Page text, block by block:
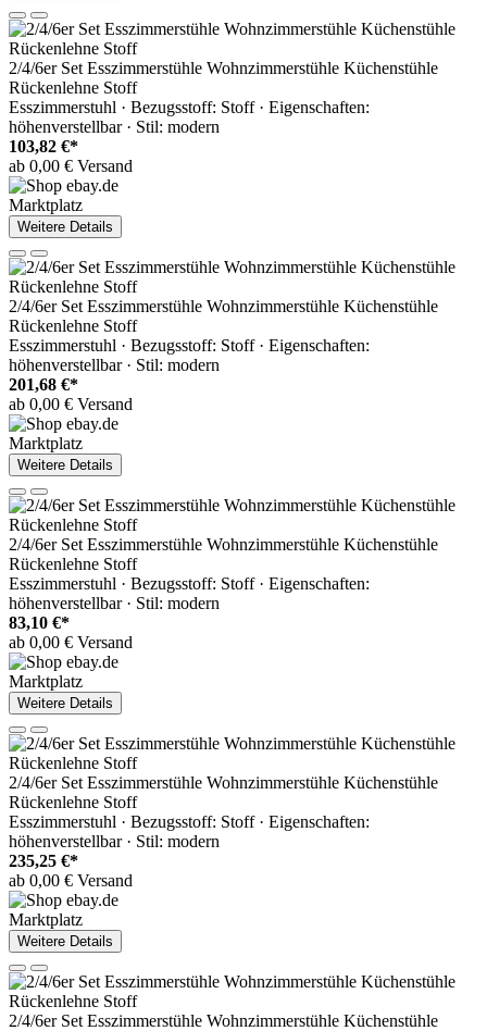
2/4/6er Set Esszimmerstühle Wohnzimmerstühle Küchenstühle
Rückenlehne Stoff
Esszimmerstuhl · Bezugsstoff: Stoff · Eigenschaften:
höhenverstellbar · Stil: modern
103,82 €*
ab 0,00 € Versand
Marktplatz
Weitere Details
2/4/6er Set Esszimmerstühle Wohnzimmerstühle Küchenstühle
Rückenlehne Stoff
Esszimmerstuhl · Bezugsstoff: Stoff · Eigenschaften:
höhenverstellbar · Stil: modern
201,68 €*
ab 0,00 € Versand
Marktplatz
Weitere Details
2/4/6er Set Esszimmerstühle Wohnzimmerstühle Küchenstühle
Rückenlehne Stoff
Esszimmerstuhl · Bezugsstoff: Stoff · Eigenschaften:
höhenverstellbar · Stil: modern
83,10 €*
ab 0,00 € Versand
Marktplatz
Weitere Details
2/4/6er Set Esszimmerstühle Wohnzimmerstühle Küchenstühle
Rückenlehne Stoff
Esszimmerstuhl · Bezugsstoff: Stoff · Eigenschaften:
höhenverstellbar · Stil: modern
235,25 €*
ab 0,00 € Versand
Marktplatz
Weitere Details
2/4/6er Set Esszimmerstühle Wohnzimmerstühle Küchenstühle